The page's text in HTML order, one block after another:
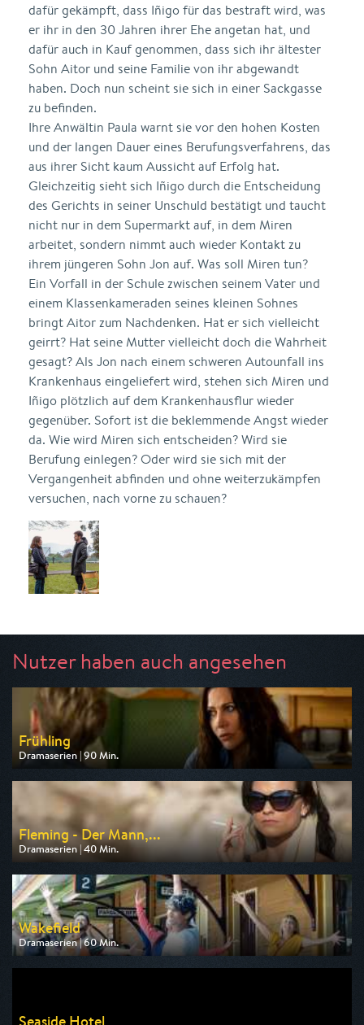
dafür gekämpft, dass Iñigo für das bestraft wird, was
er ihr in den 30 Jahren ihrer Ehe angetan hat, und
dafür auch in Kauf genommen, dass sich ihr ältester
Sohn Aitor und seine Familie von ihr abgewandt
haben. Doch nun scheint sie sich in einer Sackgasse
zu befinden.
Ihre Anwältin Paula warnt sie vor den hohen Kosten
und der langen Dauer eines Berufungsverfahrens, das
aus ihrer Sicht kaum Aussicht auf Erfolg hat.
Gleichzeitig sieht sich Iñigo durch die Entscheidung
des Gerichts in seiner Unschuld bestätigt und taucht
nicht nur in dem Supermarkt auf, in dem Miren
arbeitet, sondern nimmt auch wieder Kontakt zu
ihrem jüngeren Sohn Jon auf. Was soll Miren tun?
Ein Vorfall in der Schule zwischen seinem Vater und
einem Klassenkameraden seines kleinen Sohnes
bringt Aitor zum Nachdenken. Hat er sich vielleicht
geirrt? Hat seine Mutter vielleicht doch die Wahrheit
gesagt? Als Jon nach einem schweren Autounfall ins
Krankenhaus eingeliefert wird, stehen sich Miren und
Iñigo plötzlich auf dem Krankenhausflur wieder
gegenüber. Sofort ist die beklemmende Angst wieder
da. Wie wird Miren sich entscheiden? Wird sie
Berufung einlegen? Oder wird sie sich mit der
Vergangenheit abfinden und ohne weiterzukämpfen
versuchen, nach vorne zu schauen?
Nutzer haben auch angesehen
Frühling
Dramaserien | 90 Min.
Ausgestrahlt von ZDF
am 09.08.2026, 20:15
Fleming - Der Mann,...
Dramaserien | 40 Min.
Ausgestrahlt von One
am 11.08.2026, 20:15
Wakefield
Dramaserien | 60 Min.
Ausgestrahlt von arte
am 10.08.2026, 22:40